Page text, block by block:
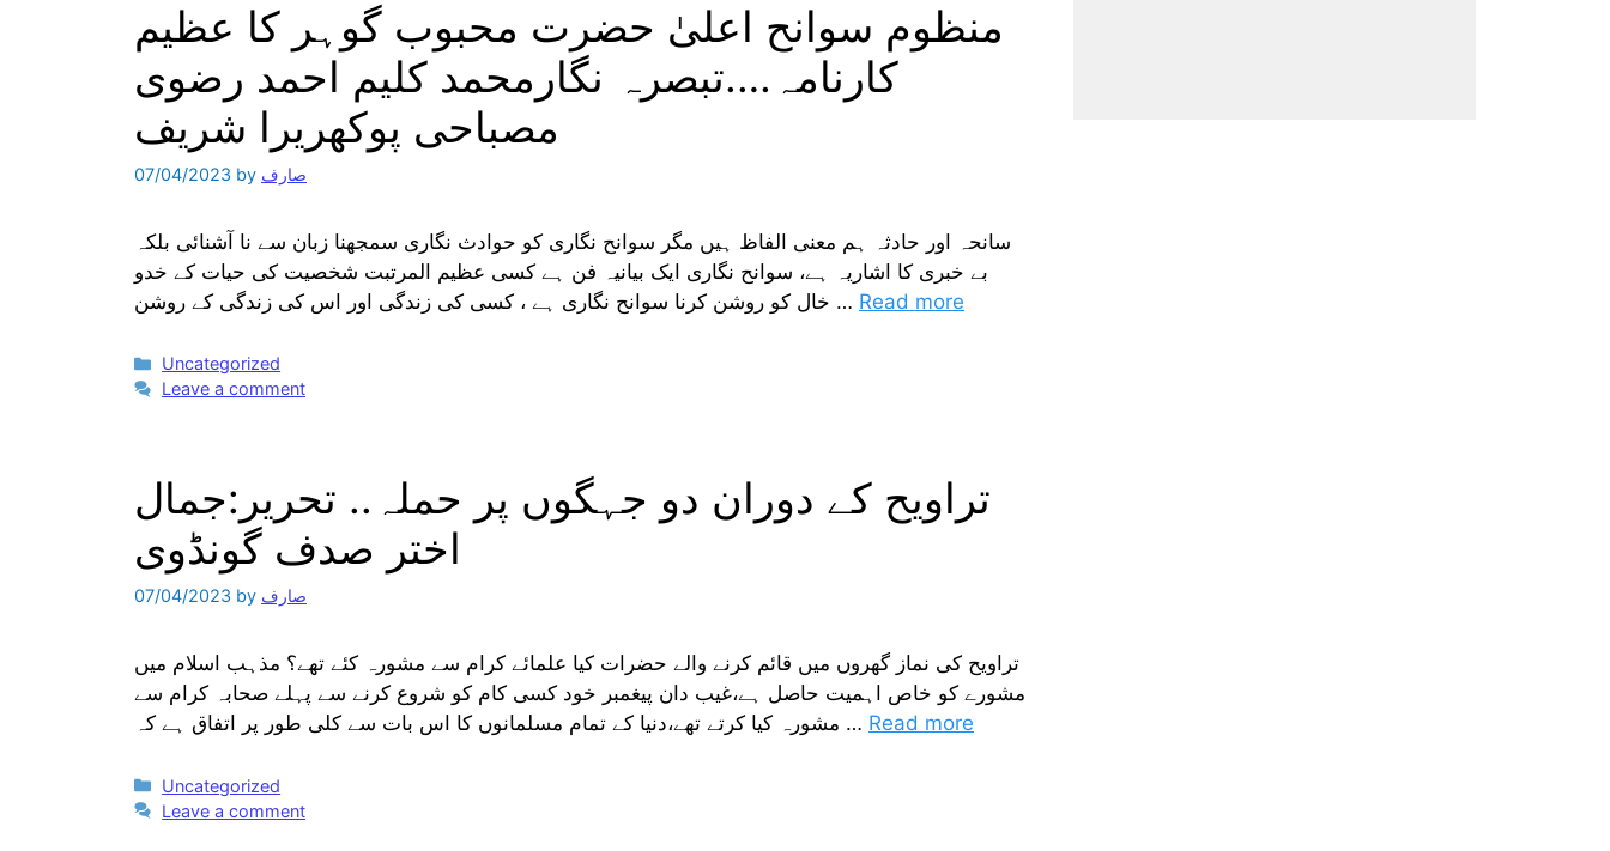
منظوم سوانح اعلیٰ حضرت محبوب گوہر کا عظیم
کارنامہ….تبصرہ نگارمحمد کلیم احمد رضوی
مصباحی پوکھریرا شریف
07/04/2023 by صارف
سانحہ اور حادثہ ہم معنی الفاظ ہیں مگر سوانح نگاری کو حوادث نگاری سمجھنا زبان سے نا آشنائی بلکہ
بے خبری کا اشاریہ ہے، سوانح نگاری ایک بیانیہ فن ہے کسی عظیم المرتبت شخصیت کی حیات کے خدو
خال کو روشن کرنا سوانح نگاری ہے ، کسی کی زندگی اور اس کی زندگی کے روشن … Read more
Categories
Uncategorized
Leave a comment
تراویح کے دوران دو جہگوں پر حملہ.. تحریر:جمال
اختر صدف گونڈوی
07/04/2023 by صارف
تراویح کی نماز گھروں میں قائم کرنے والے حضرات کیا علمائے کرام سے مشورہ کئے تھے؟ مذہب اسلام میں
مشورے کو خاص اہمیت حاصل ہے،غیب دان پیغمبر خود کسی کام کو شروع کرنے سے پہلے صحابہ کرام سے
مشورہ کیا کرتے تھے،دنیا کے تمام مسلمانوں کا اس بات سے کلی طور پر اتفاق ہے کہ … Read more
Categories
Uncategorized
Leave a comment